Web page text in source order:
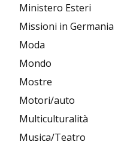
Ministero Esteri
Missioni in Germania
Moda
Mondo
Mostre
Motori/auto
Multiculturalità
Musica/Teatro